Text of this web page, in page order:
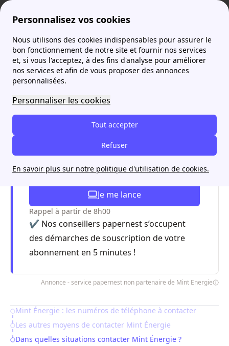
Personnalisez vos cookies
Nous utilisons des cookies indispensables pour assurer le
bon fonctionnement de notre site et fournir nos services
et, si vous l'acceptez, à des fins d'analyse pour améliorer
nos services et afin de vous proposer des annonces
personnalisées.
Personnaliser les cookies
Tout accepter
Refuser
En savoir plus sur notre politique d'utilisation de cookies.
je-demenage Mint Energie : offres, tarifs, avis Mint Énergie numéro : comment contacter le service client ?
Mint Énergie numéro :
comment contacter le
service client ?
Souscrire une offre d’énergie :
avec papernest
Je me lance
Rappel à partir de 8h00
✔️ Nos conseillers papernest s’occupent
des démarches de souscription de votre
abonnement en 5 minutes !
Annonce - service papernest non partenaire de Mint Energie
Table of Contents
Mint Énergie : les numéros de téléphone à contacter
Les autres moyens de contacter Mint Énergie
Dans quelles situations contacter Mint Énergie ?